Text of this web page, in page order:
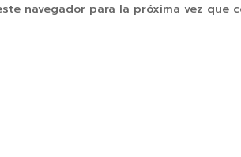
navegador para la próxima vez que